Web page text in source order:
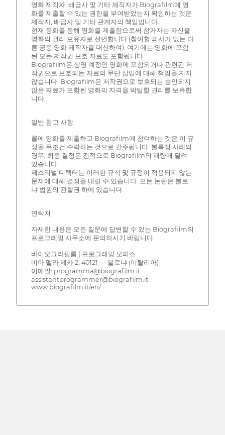
영화 제작자, 배급사 및 기타 제작자가 Biografilm에 영
화를 제출할 수 있는 권한을 부여받았는지 확인하는 것은
제작자, 배급사 및 기타 관계자의 책임입니다.
현재 통화를 통해 영화를 제출함으로써 참가자는 자신을
영화의 권리 보유자로 선언합니다 (참여할 의사가 없는 다
른 공동 영화 제작자를 대신하여). 여기에는 영화에 포함
된 모든 저작권 보호 자료도 포함됩니다.
Biografilm은 상영 예정인 영화에 포함되거나 관련된 저
작권으로 보호되는 자료의 무단 삽입에 대해 책임을 지지
않습니다. Biografilm은 저작권으로 보호되는 승인되지
않은 자료가 포함된 영화의 자격을 박탈할 권리를 보유합
니다.
일반 참고 사항
콜에 영화를 제출하고 Biografilm에 참여하는 것은 이 규
정을 무조건 수락하는 것으로 간주됩니다. 불특정 사례의
경우, 최종 결정은 전적으로 Biografilm의 재량에 달려
있습니다.
페스티벌 디렉터는 이러한 규칙 및 규정이 적용되지 않는
문제에 대해 결정을 내릴 수 있습니다. 모든 논란은 볼로
냐 법원의 관할권 하에 있습니다.
연락처
자세한 내용은 모든 질문에 답변할 수 있는 Biografilm의
프로그래밍 사무소에 문의하시기 바랍니다.
바이오그라필름 | 프로그래밍 오피스
비아 델라 제카 2, 40121 — 볼로냐 (이탈리아)
이메일: programma@biografilm.it,
assistantprogrammer@biografilm.it
www.biografilm.it/en/